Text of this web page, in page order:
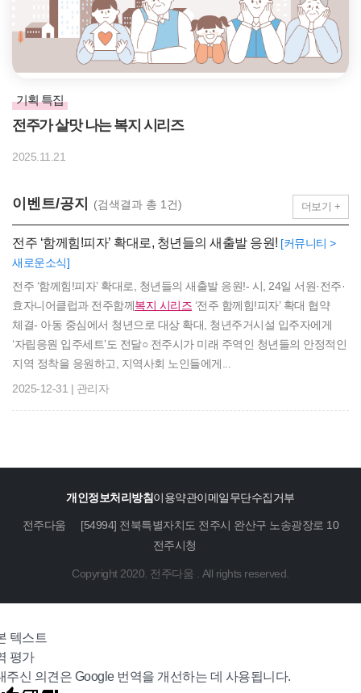
기획 특집
전주가 살맛 나는 복지 시리즈
2025.11.21
이벤트/공지 (검색결과 총 1건) 더보기 +
전주 ‘함께힘!피자’ 확대로, 청년들의 새출발 응원! [커뮤니티 >
새로운소식]
전주 ‘함께힘!피자’ 확대로, 청년들의 새출발 응원!- 시, 24일 서원·전주·
효자니어클럽과 전주함께복지 시리즈 ‘전주 함께힘!피자’ 확대 협약
체결- 아동 중심에서 청년으로 대상 확대, 청년주거시설 입주자에게
‘자립응원 입주세트’도 전달○ 전주시가 미래 주역인 청년들의 안정적인
지역 정착을 응원하고, 지역사회 노인들에게...
2025-12-31 | 관리자
개인정보처리방침이용약관이메일무단수집거부
전주다움
[54994] 전북특별자치도 전주시 완산구 노송광장로 10
전주시청
Copyright 2020. 전주다움 . All rights reserved.
텍스트
평가
주신 의견은 Google 번역을 개선하는 데 사용됩니다.